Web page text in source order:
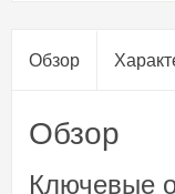
Обзор
Обзор
Ключевые